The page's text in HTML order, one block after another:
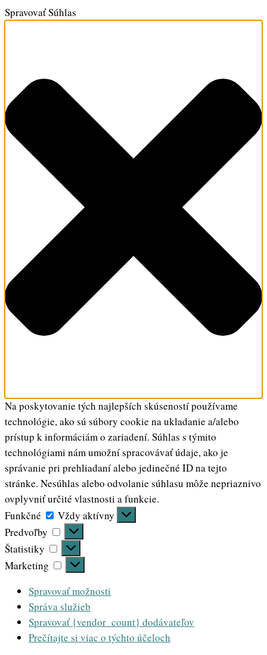
Spravovať Súhlas
Na poskytovanie tých najlepších skúseností používame
technológie, ako sú súbory cookie na ukladanie a/alebo
prístup k informáciám o zariadení. Súhlas s týmito
technológiami nám umožní spracovávať údaje, ako je
správanie pri prehliadaní alebo jedinečné ID na tejto
stránke. Nesúhlas alebo odvolanie súhlasu môže nepriaznivo
ovplyvniť určité vlastnosti a funkcie.
Funkčné
Funkčné
Vždy aktívny
Predvoľby
Predvoľby
Štatistiky
Štatistiky
Marketing
Marketing
Spravovať možnosti
Správa služieb
Spravovať {vendor_count} dodávateľov
Prečítajte si viac o týchto účeloch